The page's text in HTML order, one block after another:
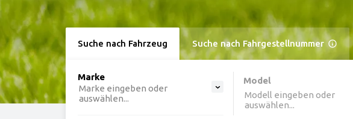
Suche nach Fahrzeug Suche nach Fahrgestellnummer
option , selected. Select is focused ,type to refine list, press Down
Marke
Marke eingeben oder
auswählen...
Model
Modell eingeben oder
auswählen...